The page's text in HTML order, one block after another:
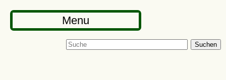
Menu
Suchen